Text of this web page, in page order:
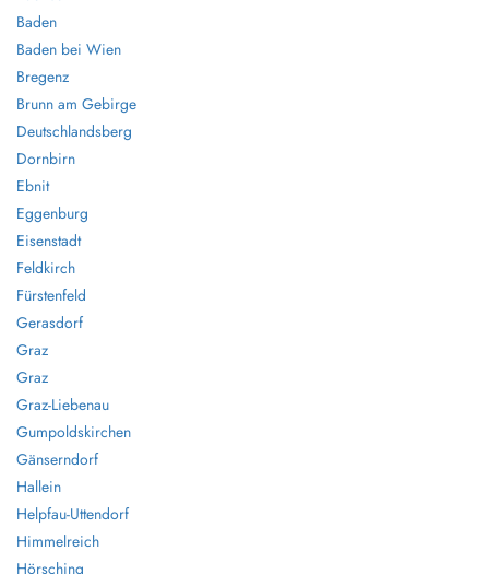
Baden
Baden bei Wien
Bregenz
Brunn am Gebirge
Deutschlandsberg
Dornbirn
Ebnit
Eggenburg
Eisenstadt
Feldkirch
Fürstenfeld
Gerasdorf
Graz
Graz
Graz-Liebenau
Gumpoldskirchen
Gänserndorf
Hallein
Helpfau-Uttendorf
Himmelreich
Hörsching